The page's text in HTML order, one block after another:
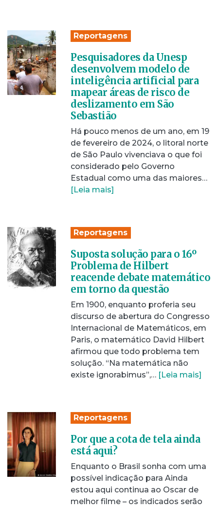
Reportagens
Pesquisadores da Unesp
desenvolvem modelo de
inteligência artificial para
mapear áreas de risco de
deslizamento em São
Sebastião
Há pouco menos de um ano, em 19
de fevereiro de 2024, o litoral norte
de São Paulo vivenciava o que foi
considerado pelo Governo
Estadual como uma das maiores…
[Leia mais]
Reportagens
Suposta solução para o 16º
Problema de Hilbert
reacende debate matemático
em torno da questão
Em 1900, enquanto proferia seu
discurso de abertura do Congresso
Internacional de Matemáticos, em
Paris, o matemático David Hilbert
afirmou que todo problema tem
solução. “Na matemática não
existe ignorabimus”,… [Leia mais]
Reportagens
Por que a cota de tela ainda
está aqui?
Enquanto o Brasil sonha com uma
possível indicação para Ainda
estou aqui continua ao Oscar de
melhor filme – os indicados serão